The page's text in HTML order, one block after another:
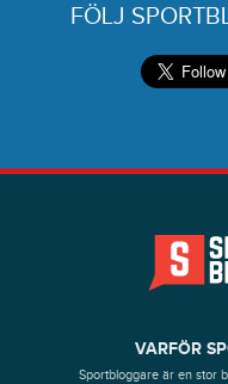
FÖLJ
VARFÖR
Sportbloggare är en stor